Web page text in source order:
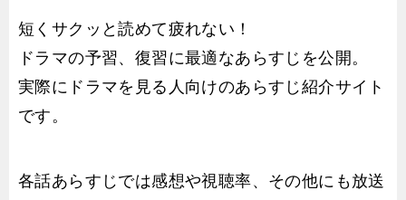
短くサクッと読めて疲れない！
ドラマの予習、復習に最適なあらすじを公開。
実際にドラマを見る人向けのあらすじ紹介サイト
です。
各話あらすじでは感想や視聴率、その他にも放送